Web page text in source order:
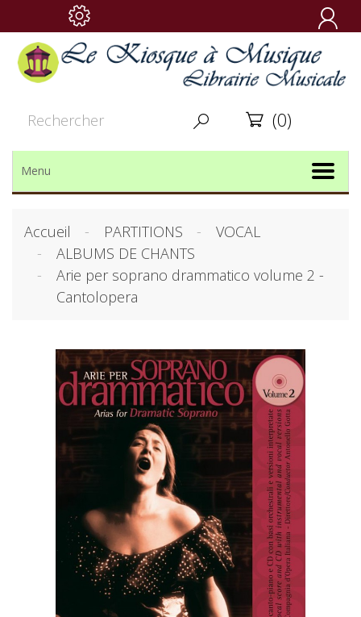

  (0)
Menu
Accueil PARTITIONS
VOCAL
ALBUMS DE CHANTS
Arie per soprano drammatico volume 2 -
Cantolopera